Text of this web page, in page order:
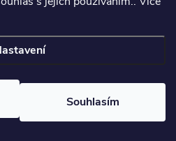
Souhlasím
cookies